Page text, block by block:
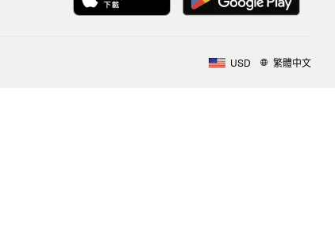
USD 繁體中文